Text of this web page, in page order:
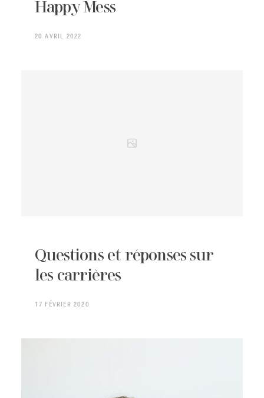
Happy Mess
20 AVRIL 2022
Questions et réponses sur
les carrières
17 FÉVRIER 2020